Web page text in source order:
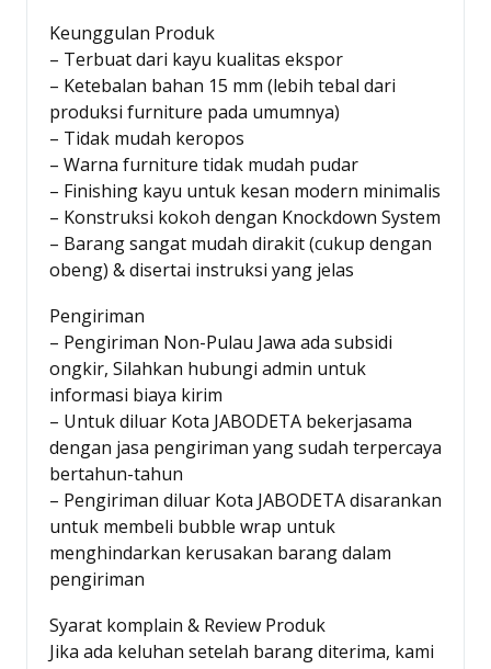
Keunggulan Produk
– Terbuat dari kayu kualitas ekspor
– Ketebalan bahan 15 mm (lebih tebal dari
produksi furniture pada umumnya)
– Tidak mudah keropos
– Warna furniture tidak mudah pudar
– Finishing kayu untuk kesan modern minimalis
– Konstruksi kokoh dengan Knockdown System
– Barang sangat mudah dirakit (cukup dengan
obeng) & disertai instruksi yang jelas
Pengiriman
– Pengiriman Non-Pulau Jawa ada subsidi
ongkir, Silahkan hubungi admin untuk
informasi biaya kirim
– Untuk diluar Kota JABODETA bekerjasama
dengan jasa pengiriman yang sudah terpercaya
bertahun-tahun
– Pengiriman diluar Kota JABODETA disarankan
untuk membeli bubble wrap untuk
menghindarkan kerusakan barang dalam
pengiriman
Syarat komplain & Review Produk
Jika ada keluhan setelah barang diterima, kami